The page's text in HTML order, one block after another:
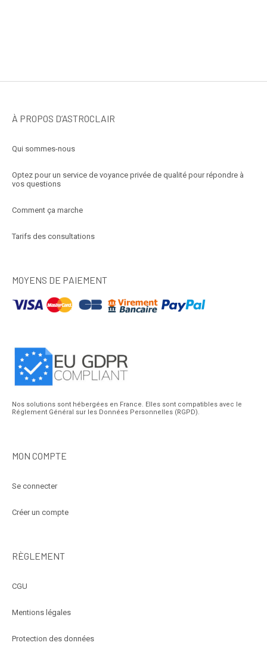
À PROPOS D’ASTROCLAIR
Qui sommes-nous
Optez pour un service de voyance privée de qualité pour répondre à
vos questions
Comment ça marche
Tarifs des consultations
MOYENS DE PAIEMENT
Nos solutions sont hébergées en France. Elles sont compatibles avec le
Réglement Général sur les Données Personnelles (RGPD).
MON COMPTE
Se connecter
Créer un compte
RÈGLEMENT
CGU
Mentions légales
Protection des données